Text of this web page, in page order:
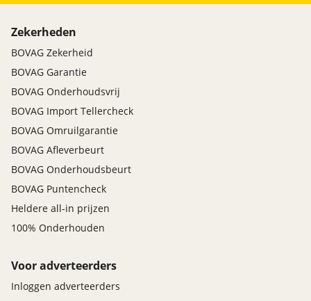
Zekerheden
BOVAG Zekerheid
BOVAG Garantie
BOVAG Onderhoudsvrij
BOVAG Import Tellercheck
BOVAG Omruilgarantie
BOVAG Afleverbeurt
BOVAG Onderhoudsbeurt
BOVAG Puntencheck
Heldere all-in prijzen
100% Onderhouden
Voor adverteerders
Inloggen adverteerders